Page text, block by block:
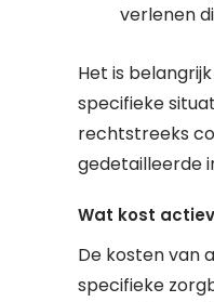
verlenen
Het is
specifieke
rechtstreeks
gedetailleerde
Wat kost
De kosten van
specifieke